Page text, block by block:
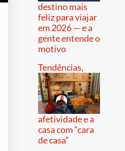
destino mais
feliz para viajar
em 2026 — e a
gente entende o
motivo
Tendências,
afetividade e a
casa com “cara
de casa”